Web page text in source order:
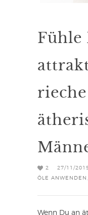
Fühle
2 27/11/
ÖLE ANWENDEN
Wenn Du an